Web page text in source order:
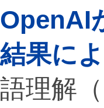
OpenAI
結果に
語理解